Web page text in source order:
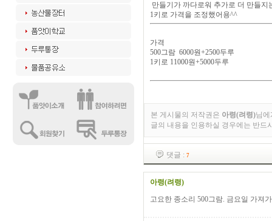
만들기가 까다로워 추가로 더 만들지
1키로 가격을 조정했어용^^
가격
500그람 6000원+2500두루
1키로 11000원+5000두루
본 게시물의 저작권은 아령(려령)님
글의 내용을 인용하실 경우에는 반드
댓글 : 7
아령(려령)
고요한 종소리 500그람. 금요일 가져